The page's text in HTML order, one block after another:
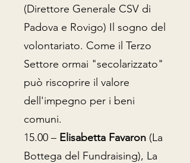
(Direttore Generale CSV di
Padova e Rovigo) Il sogno del
volontariato. Come il Terzo
Settore ormai "secolarizzato"
può riscoprire il valore
dell'impegno per i beni
comuni.
15.00 – Elisabetta Favaron (La
Bottega del Fundraising), La